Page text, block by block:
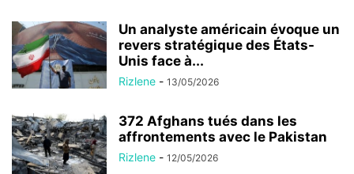
Un analyste américain évoque un
revers stratégique des États-
Unis face à...
Rizlene - 13/05/2026
372 Afghans tués dans les
affrontements avec le Pakistan
Rizlene - 12/05/2026